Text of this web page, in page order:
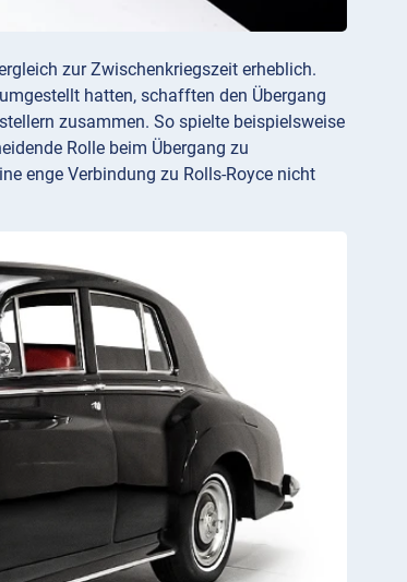
zur Zwischenkriegszeit erheblich.
hatten, schafften den Übergang
zusammen. So spielte beispielsweise
Rolle beim Übergang zu
enge Verbindung zu Rolls-Royce nicht